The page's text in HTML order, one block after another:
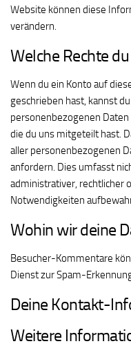
Website können diese
verändern.
Welche Rechte
Wenn du ein Konto auf
geschrieben hast, kannst
personenbezogenen
die du uns mitgeteilt hast.
aller personenbezogenen
anfordern. Dies umfasst
administrativer, rechtlicher
Notwendigkeiten
Wohin wir deine
Besucher-Kommentare
Dienst zur Spam-
Deine Kontakt-
Weitere